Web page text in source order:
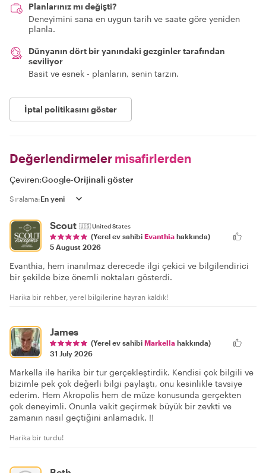
Planlarınız mı değişti?
Deneyimini sana en uygun tarih ve saate göre yeniden
planla.
Dünyanın dört bir yanındaki gezginler tarafından
seviliyor
Basit ve esnek - planların, senin tarzın.
İptal politikasını göster
Değerlendirmeler misafirlerden
Çeviren:Google-Orijinali göster
Sıralama:
Scout 🇺🇸United States
(Yerel ev sahibi Evanthia hakkında)
5 August 2026
Evanthia, hem inanılmaz derecede ilgi çekici ve bilgilendirici
bir şekilde bize önemli noktaları gösterdi.
Harika bir rehber, yerel bilgilerine hayran kaldık!
James
(Yerel ev sahibi Markella hakkında)
31 July 2026
Markella ile harika bir tur gerçekleştirdik. Kendisi çok bilgili ve
bizimle pek çok değerli bilgi paylaştı, onu kesinlikle tavsiye
ederim. Hem Akropolis hem de müze konusunda gerçekten
çok deneyimli. Onunla vakit geçirmek büyük bir zevkti ve
zamanın nasıl geçtiğini anlamadık. !!
Harika bir turdu!